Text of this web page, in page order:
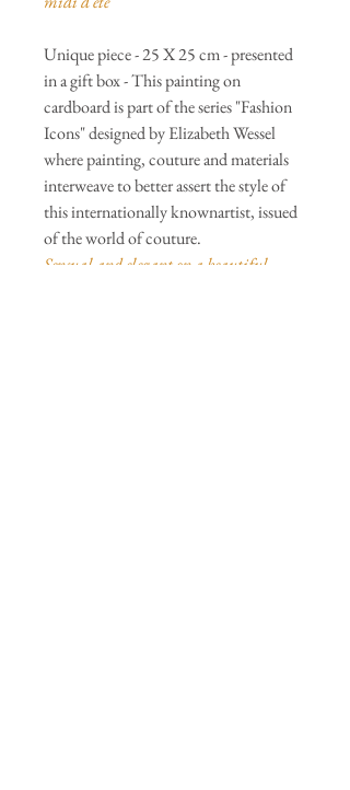
Unique piece - 25 X 25 cm - presented
in a gift box - This painting on
cardboard is part of the series "Fashion
Icons" designed by Elizabeth Wessel
where painting, couture and materials
interweave to better assert the style of
this internationally knownartist, issued
of the world of couture.
Sensual and elegant on a beautiful